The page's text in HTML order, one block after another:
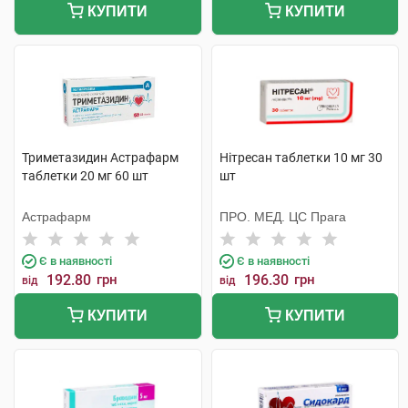
КУПИТИ КУПИТИ
Триметазидин Астрафарм
таблетки 20 мг 60 шт
Астрафарм
Є в наявності
від 192.80 грн
КУПИТИ
Нітресан таблетки 10 мг 30
шт
ПРО. МЕД. ЦС Прага
Є в наявності
від 196.30 грн
КУПИТИ